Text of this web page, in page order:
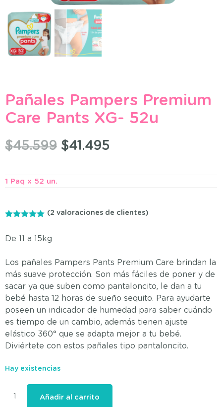
Pañales Pampers Premium
Care Pants XG- 52u
$45.599 $41.495
1 Paq x 52 un.
(2 valoraciones de clientes)
De 11 a 15kg
Los pañales Pampers Pants Premium Care brindan la
más suave protección. Son más fáciles de poner y de
sacar ya que suben como pantaloncito, le dan a tu
bebé hasta 12 horas de sueño sequito. Para ayudarte
poseen un indicador de humedad para saber cuándo
es tiempo de un cambio, además tienen ajuste
elástico 360° que se adapta mejor a tu bebé.
Diviértete con estos pañales tipo pantaloncito.
Hay existencias
Añadir al carrito